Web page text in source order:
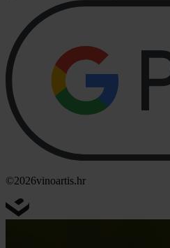
©2026vinoartis.hr